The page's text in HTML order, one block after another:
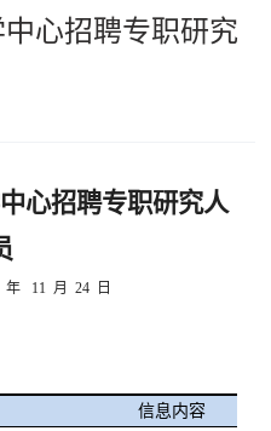
心招聘专职研究
心招聘专职研究人
年11 月 24 日
信息内容